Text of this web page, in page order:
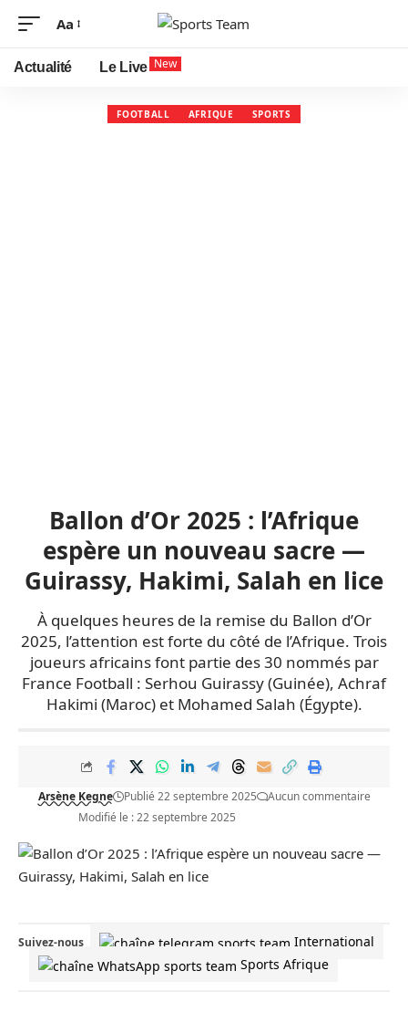
Aa
Actualité Le Live New
FOOTBALL AFRIQUE SPORTS
Ballon d’Or 2025 : l’Afrique
espère un nouveau sacre —
Guirassy, Hakimi, Salah en lice
À quelques heures de la remise du Ballon d’Or
2025, l’attention est forte du côté de l’Afrique. Trois
joueurs africains font partie des 30 nommés par
France Football : Serhou Guirassy (Guinée), Achraf
Hakimi (Maroc) et Mohamed Salah (Égypte).
Arsène Kegne Publié 22 septembre 2025
Aucun commentaire
Modifié le : 22 septembre 2025
Suivez-nous
International
Sports Afrique